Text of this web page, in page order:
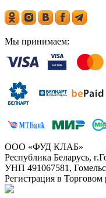
Мы принимаем:
ООО «ФУД КЛАБ»
Республика Беларусь,
УНП 491067581,
Регистрация в Торговом